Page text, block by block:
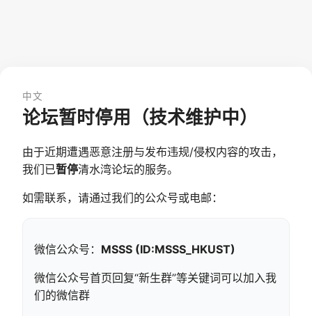
中文
论坛暂时停用（技术维护中）
由于近期遭遇恶意注册与发布违规/侵权内容的攻击，
我们已暂停清水湾论坛的服务。
如需联系，请通过我们的公众号或电邮：
微信公众号： MSSS (ID:MSSS_HKUST)
微信公众号首页回复“新生群”等关键词可以加入我
们的微信群